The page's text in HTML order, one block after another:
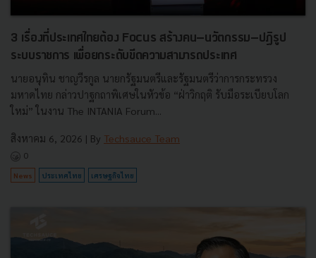
3 เรื่องที่ประเทศไทยต้อง Focus สร้างคน–นวัตกรรม–ปฏิรูป
ระบบราชการ เพื่อยกระดับขีดความสามารถประเทศ
นายอนุทิน ชาญวีรกูล นายกรัฐมนตรีและรัฐมนตรีว่าการกระทรวง
มหาดไทย กล่าวปาฐกถาพิเศษในหัวข้อ “ฝ่าวิกฤติ รับมือระเบียบโลก
ใหม่” ในงาน The INTANIA Forum...
สิงหาคม 6, 2026 | By Techsauce Team
0
News ประเทศไทย เศรษฐกิจไทย